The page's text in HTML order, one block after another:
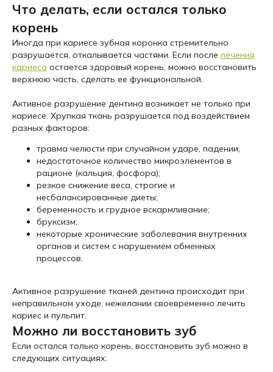
Что делать, если остался только
корень
Иногда при кариесе зубная коронка стремительно
разрушается, откалывается частями. Если после лечения
кариеса остается здоровый корень, можно восстановить
верхнюю часть, сделать ее функциональной.
Активное разрушение дентина возникает не только при
кариесе. Хрупкая ткань разрушается под воздействием
разных факторов:
травма челюсти при случайном ударе, падении;
недостаточное количество микроэлементов в
рационе (кальция, фосфора);
резкое снижение веса, строгие и
несбалансированные диеты;
беременность и грудное вскармливание;
бруксизм;
некоторые хронические заболевания внутренних
органов и систем с нарушением обменных
процессов.
Активное разрушение тканей дентина происходит при
неправильном уходе, нежелании своевременно лечить
кариес и пульпит.
Можно ли восстановить зуб
Если остался только корень, восстановить зуб можно в
следующих ситуациях: